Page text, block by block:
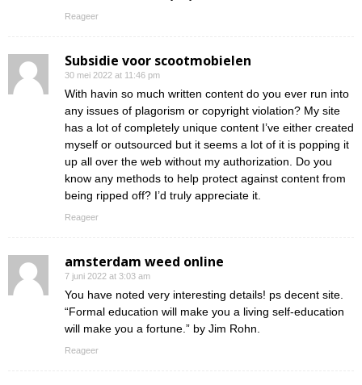
Reageer
Subsidie voor scootmobielen
30 mei 2022 at 11:46 pm
With havin so much written content do you ever run into
any issues of plagorism or copyright violation? My site
has a lot of completely unique content I’ve either created
myself or outsourced but it seems a lot of it is popping it
up all over the web without my authorization. Do you
know any methods to help protect against content from
being ripped off? I’d truly appreciate it.
Reageer
amsterdam weed online
7 juni 2022 at 3:03 am
You have noted very interesting details! ps decent site.
“Formal education will make you a living self-education
will make you a fortune.” by Jim Rohn.
Reageer